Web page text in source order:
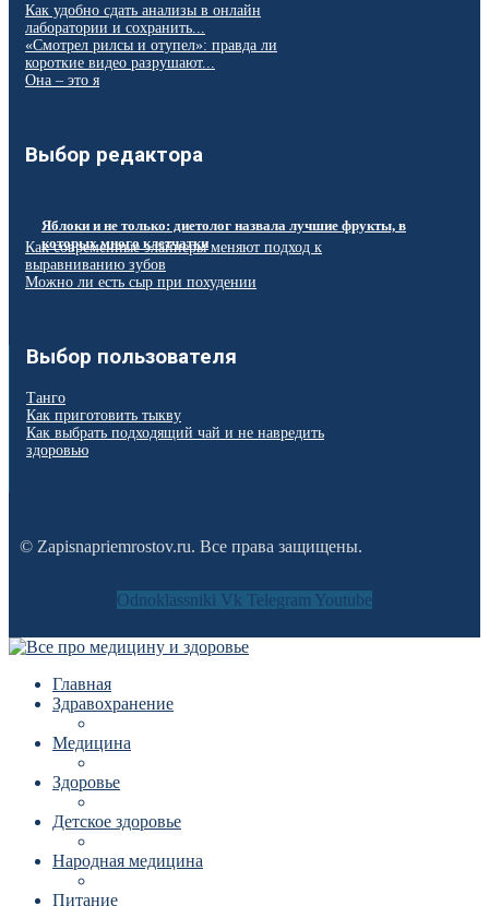
Как удобно сдать анализы в онлайн
лаборатории и сохранить...
«Смотрел рилсы и отупел»: правда ли
короткие видео разрушают...
Она – это я
Выбор редактора
Яблоки и не только: диетолог назвала лучшие фрукты, в
которых много клетчатки
Как современные элайнеры меняют подход к
выравниванию зубов
Можно ли есть сыр при похудении
Выбор пользователя
Танго
Как приготовить тыкву
Как выбрать подходящий чай и не навредить
здоровью
© Zapisnapriemrostov.ru. Все права защищены.
Odnoklassniki Vk Telegram Youtube
Главная
Здравохранение
Медицина
Здоровье
Детское здоровье
Народная медицина
Питание